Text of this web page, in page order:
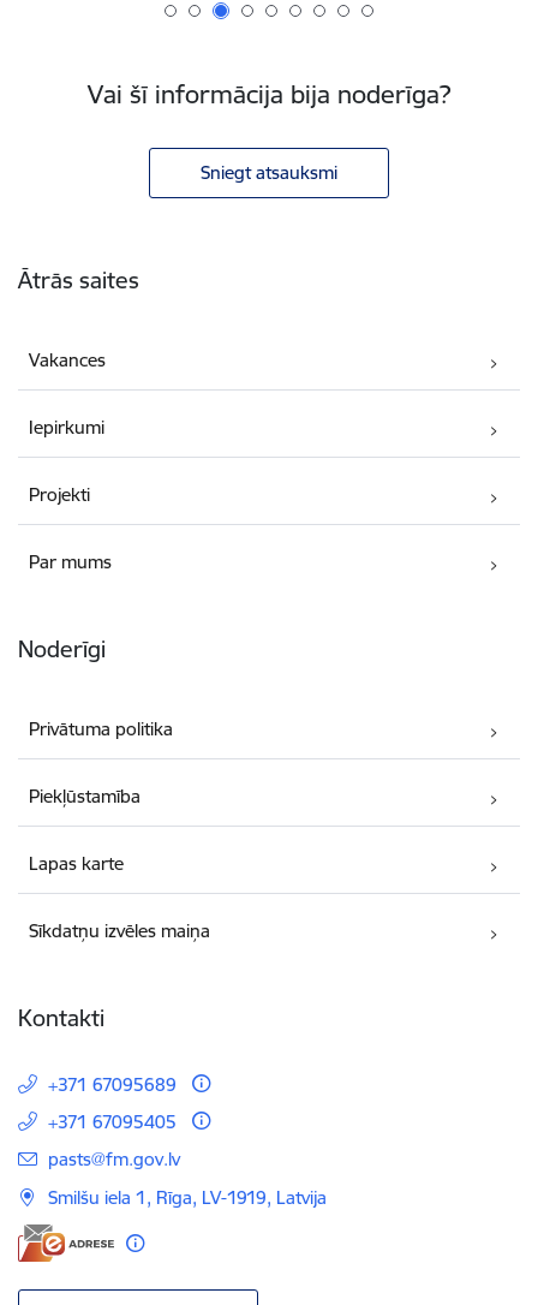
Vai šī informācija bija noderīga?
Sniegt atsauksmi
Ātrās saites
Vakances
Iepirkumi
Projekti
Par mums
Noderīgi
Privātuma politika
Piekļūstamība
Lapas karte
Sīkdatņu izvēles maiņa
Kontakti
+371 67095689
+371 67095405
E-pasts:
pasts@fm.gov.lv
Smilšu iela 1, Rīga, LV-1919, Latvija